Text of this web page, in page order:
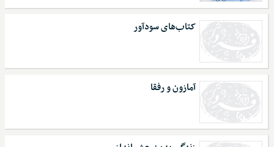
کتاب‌های سودآور
آمازون و رفقا